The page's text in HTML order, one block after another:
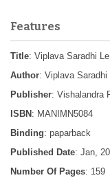
Features
Title: Viplava Saradhi
Author: Viplava Saradhi
Publisher: Vishalandra
ISBN : MANIMN5084
Binding: paparback
Published Date: Jan,
Number Of Pages: 159